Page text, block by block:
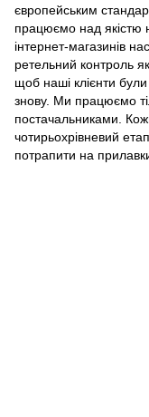
європейським
працюємо над якістю
інтернет-магазинів
ретельний контроль
щоб наші клієнти
знову. Ми працюємо
постачальниками.
чотирьохрівневий
потрапити на